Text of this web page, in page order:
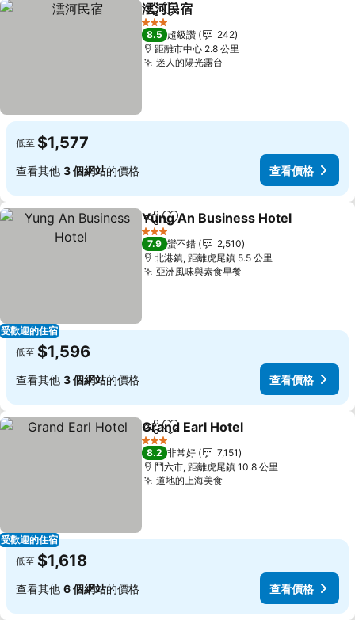
分享 加入我的最愛
澐河民宿
3 星級
8.5 超級讚
242
距離市中心 2.8 公里
迷人的陽光露台
低至 $1,577
查看其他 3 個網站的價格 查看價格
受歡迎的住宿
分享 加入我的最愛
Yung An Business Hotel
3 星級
7.9 蠻不錯
2,510
北港鎮, 距離虎尾鎮 5.5 公里
亞洲風味與素食早餐查看價格
低至 $1,596
查看其他 3 個網站的價格 查看價格
受歡迎的住宿
分享 加入我的最愛
Grand Earl Hotel
3 星級
8.2 非常好
7,151
鬥六市, 距離虎尾鎮 10.8 公里
道地的上海美食查看價格
低至 $1,618
查看其他 6 個網站的價格 查看價格